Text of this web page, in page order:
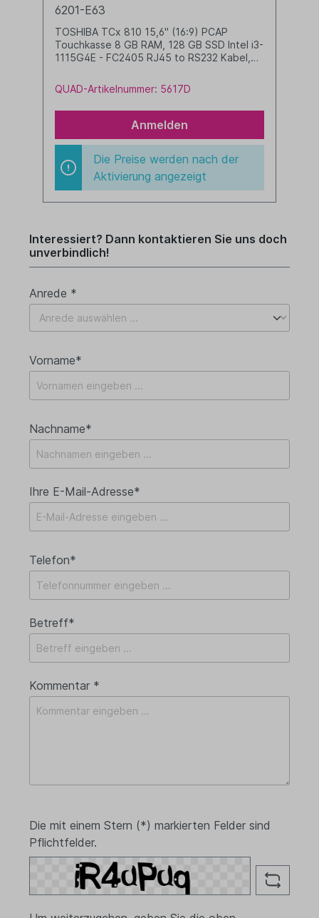
6201-E63
TOSHIBA TCx 810 15,6" (16:9) PCAP
Touchkasse 8 GB RAM, 128 GB SSD Intel i3-
1115G4E - FC2405 RJ45 to RS232 Kabel,
LTSC 2019 Value (64-bit) - FC8125
Standfuß (2 Gelenke) schwarz
QUAD-Artikelnummer: 5617D
Anmelden
Die Preise werden nach der
Aktivierung angezeigt
Interessiert? Dann kontaktieren Sie uns doch
unverbindlich!
Anrede *
Vorname*
Nachname*
Ihre E-Mail-Adresse*
Telefon*
Betreff*
Kommentar *
Die mit einem Stern (*) markierten Felder sind
Pflichtfelder.